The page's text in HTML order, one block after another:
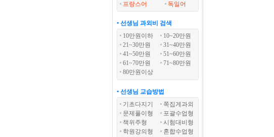
프랑스어
독일어
• 선생님 과외비 검색
10만원이하
10~20만원
21~30만원
31~40만원
41~50만원
51~60만원
61~70만원
71~80만원
80만원이상
• 선생님 교습방법
기초다지기
쪽집게과외
문제풀이형
포괄수업형
책위주형
시험대비형
학원강의형
혼합수업형